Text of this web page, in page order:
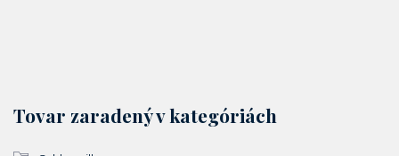
Tovar zaradený v kategóriách